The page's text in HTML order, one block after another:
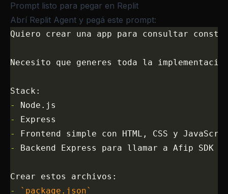
Prompt listo para pegar en Replit
Abrí Replit Agent y pegá este prompt:
Quiero crear una app para consultar
Necesito que generes toda la
Stack:
-
Node.js
-
Express
-
Frontend simple con HTML, CSS y
-
Backend Express para llamar a Afip SDK
Crear estos archivos:
-
`package.json`